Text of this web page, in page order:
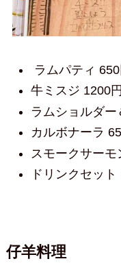
ラムパティ 650
牛ミスジ 1200円
ラムショルダ
カルボナーラ
スモークサーモ
ドリンクセット
仔羊料理